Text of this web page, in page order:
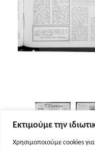
Εκτιμούμε την
Χρησιμοποιούμε cookies